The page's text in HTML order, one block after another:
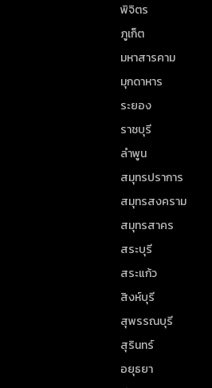
พิจิตร
ภูเก็ต
มหาสารคาม
มุกดาหาร
ระยอง
ราชบุรี
ลำพูน
สมุทรปราการ
สมุทรสงคราม
สมุทรสาคร
สระบุรี
สระแก้ว
สิงห์บุรี
สุพรรณบุรี
สุรินทร์
อยุธยา